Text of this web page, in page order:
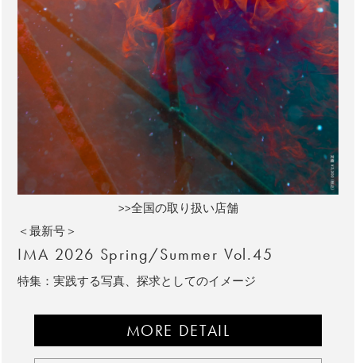
>>全国の取り扱い店舗
＜最新号＞
IMA 2026 Spring/Summer Vol.45
特集：実践する写真、探求としてのイメージ
MORE DETAIL